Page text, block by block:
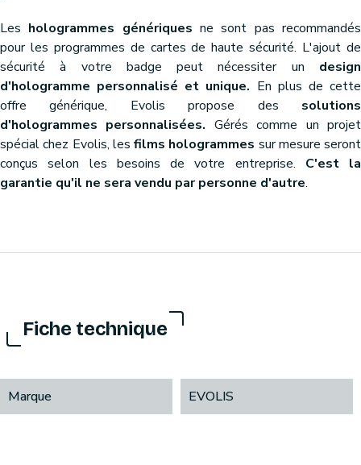
Les hologrammes génériques ne sont pas recommandés
pour les programmes de cartes de haute sécurité. L'ajout de
sécurité à votre badge peut nécessiter un design
d'hologramme personnalisé et unique. En plus de cette
offre générique, Evolis propose des solutions
d'hologrammes personnalisées. Gérés comme un projet
spécial chez Evolis, les films hologrammes sur mesure seront
conçus selon les besoins de votre entreprise. C'est la
garantie qu'il ne sera vendu par personne d'autre.
Fiche technique
Marque EVOLIS